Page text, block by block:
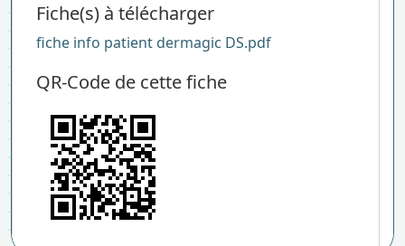
Fiche(s) à télécharger
fiche info patient dermagic DS.pdf
QR-Code de cette fiche